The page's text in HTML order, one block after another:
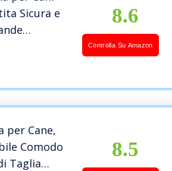
Sicura e
Non
8.6
Controlla Su Amazon
per Cane,
Comodo
Taglia
8.5